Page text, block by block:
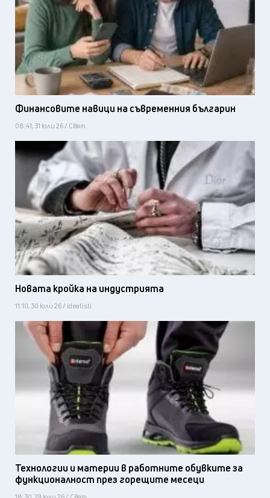
Финансовите навици на съвременния българин
08:41, 31 юли 26 / Свят
Новата кройка на индустрията
11:10, 30 юли 26 / Idealisti
Технологии и материи в работните обувките за
функционалност през горещите месеци